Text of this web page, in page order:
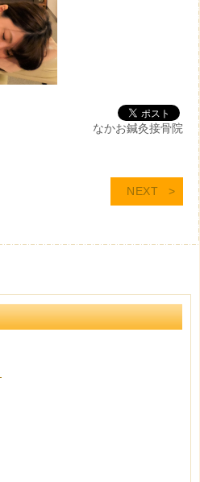
なかお鍼灸接骨院
NEXT